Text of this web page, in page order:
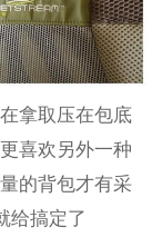
拿取压在包底
喜欢另外一种
的背包才有采
给搞定了